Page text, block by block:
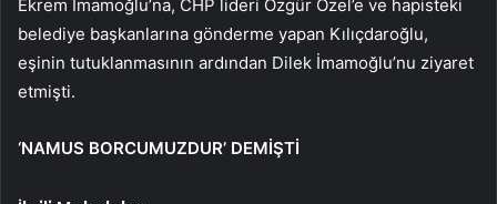
Ekrem İmamoğlu’na, CHP lideri Özgür Özel’e ve hapisteki
belediye başkanlarına gönderme yapan Kılıçdaroğlu,
eşinin tutuklanmasının ardından Dilek İmamoğlu’nu ziyaret
etmişti.
‘NAMUS BORCUMUZDUR’ DEMİŞTİ